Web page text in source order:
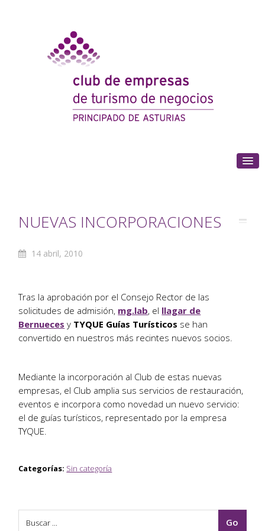
NUEVAS INCORPORACIONES
14 abril, 2010
Tras la aprobación por el Consejo Rector de las
solicitudes de admisión, mg.lab, el llagar de
Bernueces y TYQUE Guías Turísticos se han
convertido en nuestros más recintes nuevos socios.
Mediante la incorporación al Club de estas nuevas
empresas, el Club amplia sus servicios de restauración,
eventos e incorpora como novedad un nuevo servicio:
el de guías turísticos, representado por la empresa
TYQUE.
Categorías: Sin categoría